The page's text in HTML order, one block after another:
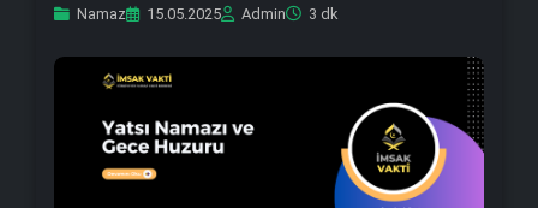
Namaz 15.05.2025 Admin 3 dk